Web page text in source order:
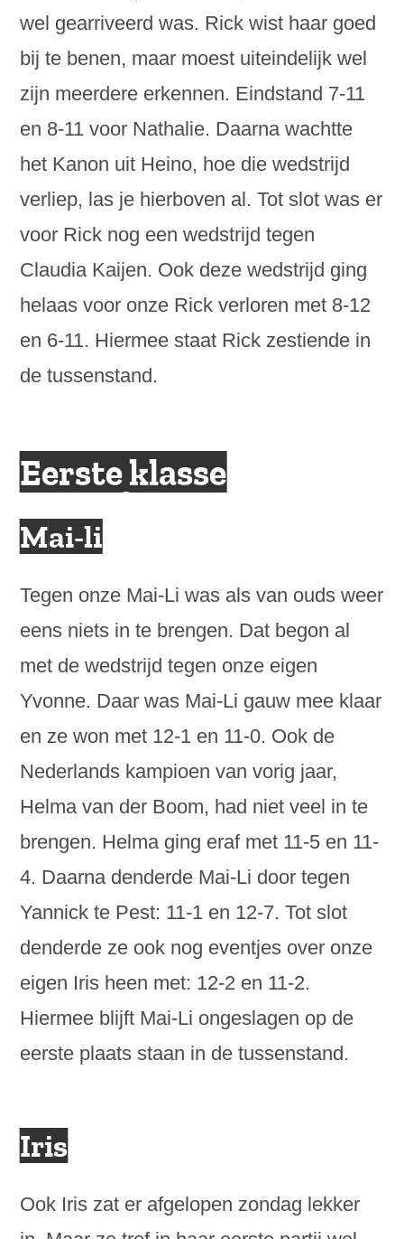
wel gearriveerd was. Rick wist haar goed
bij te benen, maar moest uiteindelijk wel
zijn meerdere erkennen. Eindstand 7-11
en 8-11 voor Nathalie. Daarna wachtte
het Kanon uit Heino, hoe die wedstrijd
verliep, las je hierboven al. Tot slot was er
voor Rick nog een wedstrijd tegen
Claudia Kaijen. Ook deze wedstrijd ging
helaas voor onze Rick verloren met 8-12
en 6-11. Hiermee staat Rick zestiende in
de tussenstand.
Eerste klasse
Mai-li
Tegen onze Mai-Li was als van ouds weer
eens niets in te brengen. Dat begon al
met de wedstrijd tegen onze eigen
Yvonne. Daar was Mai-Li gauw mee klaar
en ze won met 12-1 en 11-0. Ook de
Nederlands kampioen van vorig jaar,
Helma van der Boom, had niet veel in te
brengen. Helma ging eraf met 11-5 en 11-
4. Daarna denderde Mai-Li door tegen
Yannick te Pest: 11-1 en 12-7. Tot slot
denderde ze ook nog eventjes over onze
eigen Iris heen met: 12-2 en 11-2.
Hiermee blijft Mai-Li ongeslagen op de
eerste plaats staan in de tussenstand.
Iris
Ook Iris zat er afgelopen zondag lekker